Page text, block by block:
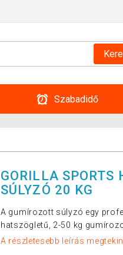
Szabadidő
GORILLA SPORTS
SÚLYZÓ 20 KG
A gumírozott súlyzó egy
hatszögletű, 2-50 kg
A részletesebb leírás